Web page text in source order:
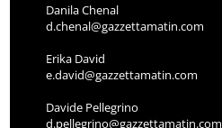
Danila Chenal
d.chenal@gazzettamatin.com
Erika David
e.david@gazzettamatin.com
Davide Pellegrino
d.pellegrino@gazzettamatin.com